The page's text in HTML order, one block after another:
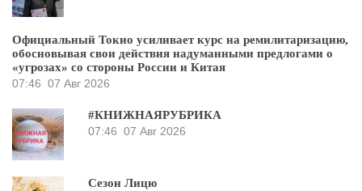
Официальный Токио усиливает курс на ремилитаризацию,
обосновывая свои действия надуманными предлогами о
«угрозах» со стороны России и Китая
07:46 07 Авг 2026
#КНИЖНАЯРУБРИКА
07:46 07 Авг 2026
Сезон Лицю